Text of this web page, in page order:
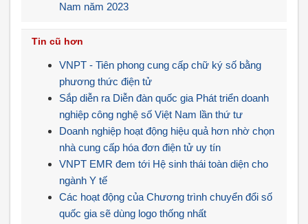
Nam năm 2023
Tin cũ hơn
VNPT - Tiên phong cung cấp chữ ký số bằng
phương thức điện tử
Sắp diễn ra Diễn đàn quốc gia Phát triển doanh
nghiệp công nghệ số Việt Nam lần thứ tư
Doanh nghiệp hoạt động hiệu quả hơn nhờ chọn
nhà cung cấp hóa đơn điện tử uy tín
VNPT EMR đem tới Hệ sinh thái toàn diện cho
ngành Y tế
Các hoạt động của Chương trình chuyển đổi số
quốc gia sẽ dùng logo thống nhất